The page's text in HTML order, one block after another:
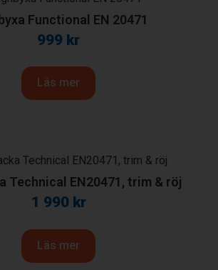
Functional EN 20471
999 kr
Läs mer
Technical EN20471, trim & röj
1 990 kr
Läs mer